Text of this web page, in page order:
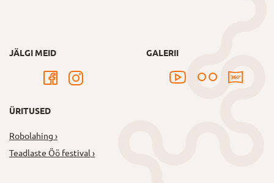
JÄLGI MEID GALERII
ÜRITUSED
Robolahing
Teadlaste Öö festival